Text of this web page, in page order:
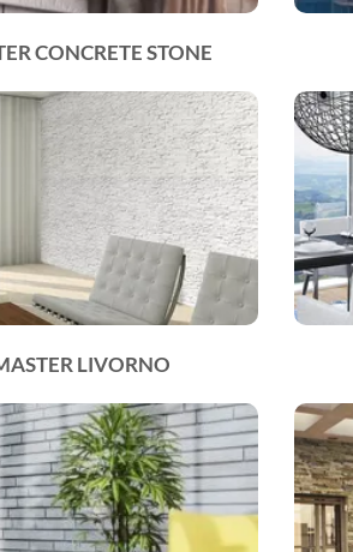
CONCRETE STONE
LIVORNO